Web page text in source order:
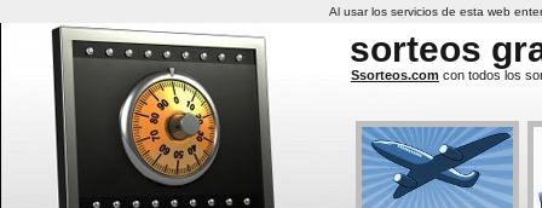
sorteos
Ssorteos.com con todos los
Al usar los servicios de esta web